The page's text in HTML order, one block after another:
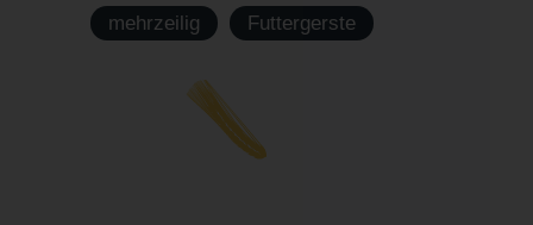
mehrzeilig Futtergerste